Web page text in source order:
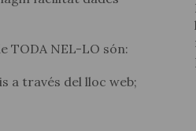
TODA NEL-LO són:
a través del lloc web;